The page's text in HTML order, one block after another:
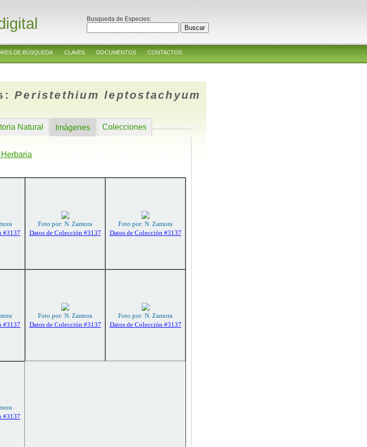
Busqueda de Especies:
DE BÚSQUEDA CLAVES DOCUMENTOS CONTACTOS
Peristethium leptostachyum
Natural Imágenes Colecciones
#3137
Foto por: N. Zamora
Datos de Colección #3137
Foto por: N. Zamora
Datos de Colección #3137
#3137
Foto por: N. Zamora
Datos de Colección #3137
Foto por: N. Zamora
Datos de Colección #3137
#3137